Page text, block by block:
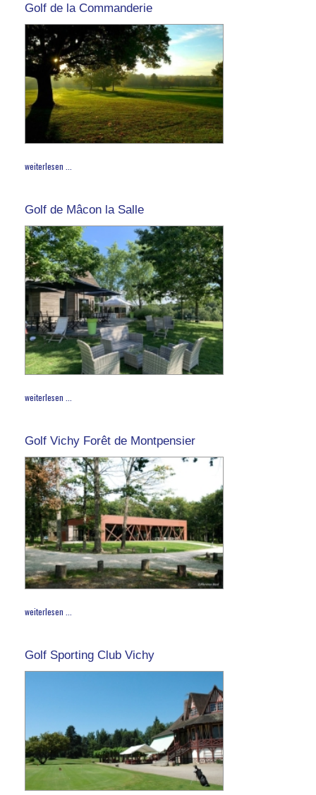
Golf de la Commanderie
weiterlesen ...
Golf de Mâcon la Salle
weiterlesen ...
Golf Vichy Forêt de Montpensier
weiterlesen ...
Golf Sporting Club Vichy